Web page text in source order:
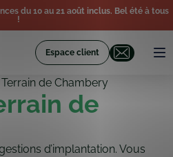
du 10 au 21 août inclus. Bel été à tous
!
Espace client
Terrain de Chambery
de
d’implantation. Vous